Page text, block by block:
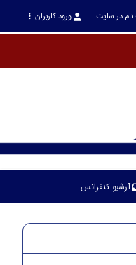
نام در سایت ورود کاربران
آرشیو کنفرانس